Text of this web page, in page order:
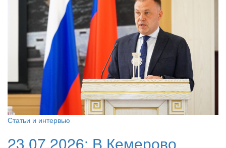
Статьи и интервью
23.07.2026: В Кемерово